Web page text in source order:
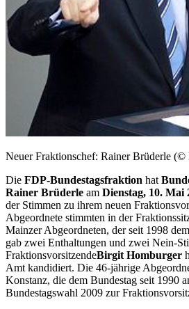
Neuer Fraktionschef: Rainer Brüderle
Die FDP-Bundestagsfraktion hat
Rainer Brüderle am Dienstag, 10. Mai
der Stimmen zu ihrem neuen
Abgeordnete stimmten in der
Mainzer Abgeordneten, der seit 1998
gab zwei Enthaltungen und zwei Nein-
FraktionsvorsitzendeBirgit Homburger
Amt kandidiert. Die 46-jährige
Konstanz, die dem Bundestag seit 1990
Bundestagswahl 2009 zur